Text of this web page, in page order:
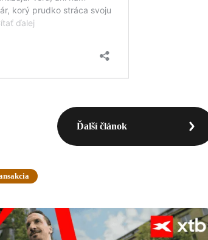
Ďalší článok